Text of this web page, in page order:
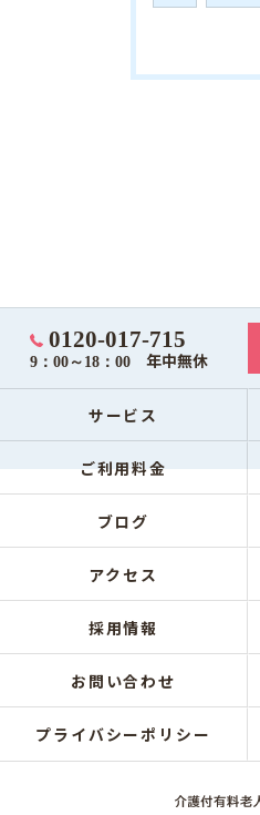
0120-017-715
9：00～18：00 年中無休
サービス
ご利用料金
ブログ
アクセス
採用情報
お問い合わせ
プライバシーポリシー